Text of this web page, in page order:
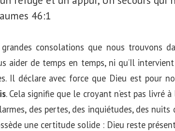
46:1
consolations que nous trouvons
aider de temps en temps, ni qu’Il
Il déclare avec force que Dieu est pour
. Cela signifie que le croyant n’est pas livré
des pertes, des inquiétudes, des
une certitude solide : Dieu reste